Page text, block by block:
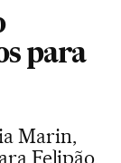
para
Marin,
Felipão,